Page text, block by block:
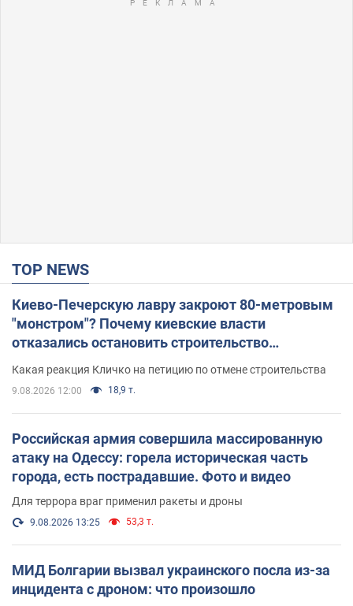
TOP NEWS
Киево-Печерскую лавру закроют 80-метровым
"монстром"? Почему киевские власти
отказались остановить строительство
Какая реакция Кличко на петицию по отмене строительства
9.08.2026 12:00 18,9 т.
Российская армия совершила массированную
атаку на Одессу: горела историческая часть
города, есть пострадавшие. Фото и видео
Для террора враг применил ракеты и дроны
9.08.2026 13:25 53,3 т.
МИД Болгарии вызвал украинского посла из-за
инцидента с дроном: что произошло